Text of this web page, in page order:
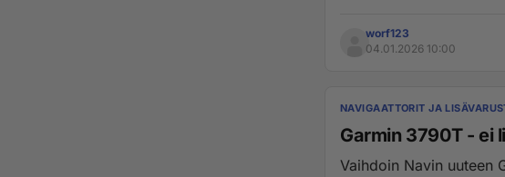
worf123
04.01.2026 10:00
NAVIGAATTORIT JA
Garmin 3790T - ei
Vaihdoin Navin uuteen